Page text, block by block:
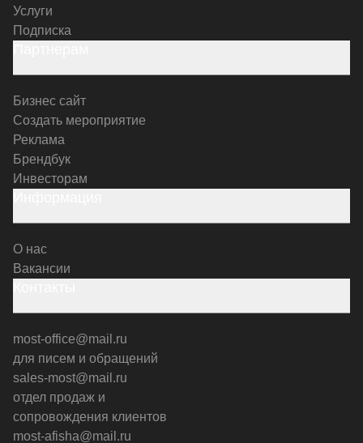
Услуги
Подписка
Бизнес сайт
Создать мероприятие
Реклама
Брендбук
Инвесторам
О нас
Вакансии
most-office@mail.ru
для писем и обращений
sales-most@mail.ru
отдел продаж и
сопровождения клиентов
most-afisha@mail.ru